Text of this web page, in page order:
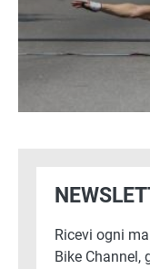
Ricevi ogni
Bike Channel,